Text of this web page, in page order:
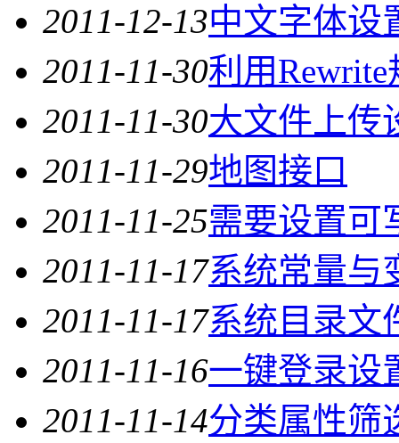
2011-12-13中文字体设
2011-11-30利用
2011-11-30大文件上传
2011-11-29地图接口
2011-11-25需要设置可
2011-11-17系统常量与
2011-11-17系统目录文
2011-11-16一键登录设
2011-11-14分类属性筛